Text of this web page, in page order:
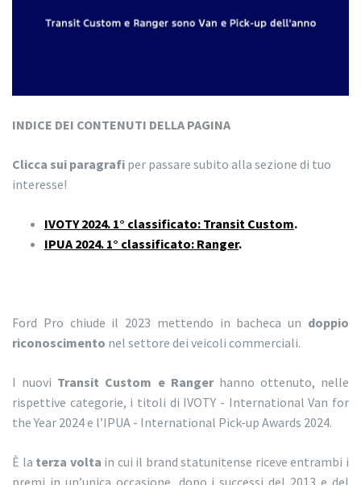
INDICE DEI CONTENUTI DELLA PAGINA
Clicca sui paragrafi per passare subito alla sezione di tuo
interesse!
IVOTY 2024. 1° classificato: Transit Custom.
IPUA 2024. 1° classificato: Ranger.
Ford Pro chiude il 2023 mettendo in bacheca un doppio
riconoscimento nel settore dei veicoli commerciali.
I nuovi Transit Custom e Rangerhanno ottenuto, nelle
rispettive categorie, i titoli di IVOTY - International Van for
the Year 2024 e l’IPUA - International Pick-up Awards 2024.
È la terza volta in cui il brand statunitense riceve entrambi i